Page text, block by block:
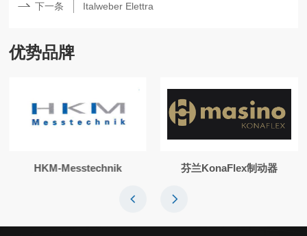
下一条 Italweber Elettra
优势品牌
HKM-Messtechnik 芬兰KonaFlex制动器